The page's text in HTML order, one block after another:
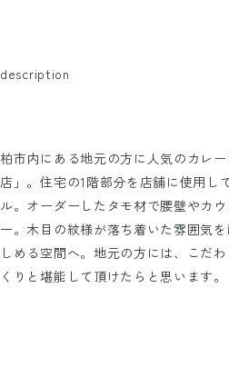
description
柏市内にある地元の方に人気のカレ
店」。住宅の1階部分を店舗に使用し
ル。オーダーしたタモ材で腰壁やカ
一。木目の紋様が落ち着いた雰囲気
しめる空間へ。地元の方には、こだ
くりと堪能して頂けたらと思います。